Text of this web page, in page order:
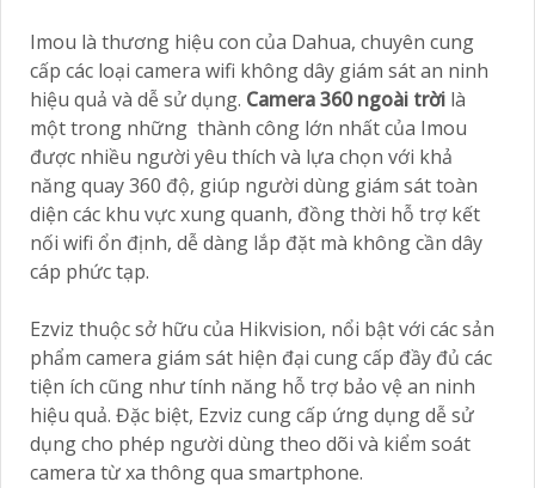
Imou là thương hiệu con của Dahua, chuyên cung
cấp các loại camera wifi không dây giám sát an ninh
hiệu quả và dễ sử dụng. Camera 360 ngoài trời là
một trong những thành công lớn nhất của Imou
được nhiều người yêu thích và lựa chọn với khả
năng quay 360 độ, giúp người dùng giám sát toàn
diện các khu vực xung quanh, đồng thời hỗ trợ kết
nối wifi ổn định, dễ dàng lắp đặt mà không cần dây
cáp phức tạp.
Ezviz thuộc sở hữu của Hikvision, nổi bật với các sản
phẩm camera giám sát hiện đại cung cấp đầy đủ các
tiện ích cũng như tính năng hỗ trợ bảo vệ an ninh
hiệu quả. Đặc biệt, Ezviz cung cấp ứng dụng dễ sử
dụng cho phép người dùng theo dõi và kiểm soát
camera từ xa thông qua smartphone.